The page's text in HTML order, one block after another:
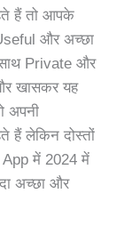
हैं तो आपके
और अच्छा
Private और
खासकर यह
अपनी
हैं लेकिन दोस्तों
App में 2024 में
अच्छा और